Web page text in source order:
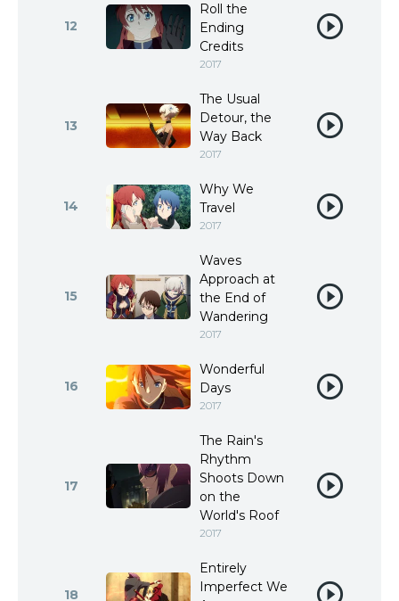
12
Roll the
Ending
Credits
2017
13
The Usual
Detour, the
Way Back
2017
14
Why We
Travel
2017
15
Waves
Approach at
the End of
Wandering
2017
16
Wonderful
Days
2017
17
The Rain's
Rhythm
Shoots Down
on the
World's Roof
2017
18
Entirely
Imperfect We